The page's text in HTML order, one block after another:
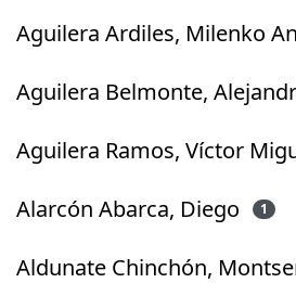
Aguilera Ardiles, Milenko
Aguilera Belmonte,
Aguilera Ramos, Víctor
Alarcón Abarca, Diego 1
Aldunate Chinchón,